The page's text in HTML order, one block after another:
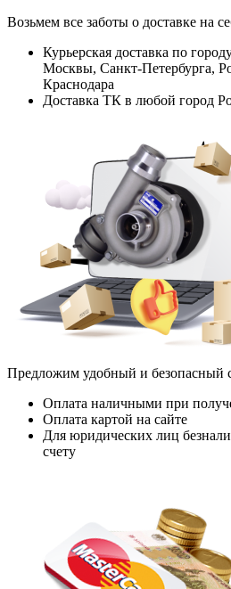
Возьмем все заботы о доставке на
Курьерская доставка по
Москвы, Санкт-Петербурга,
Краснодара
Доставка ТК в любой город
Предложим удобный и безопасный
Оплата наличными при
Оплата картой на сайте
Для юридических лиц
счету